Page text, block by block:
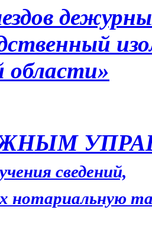
области»
сведений,
нотариальную